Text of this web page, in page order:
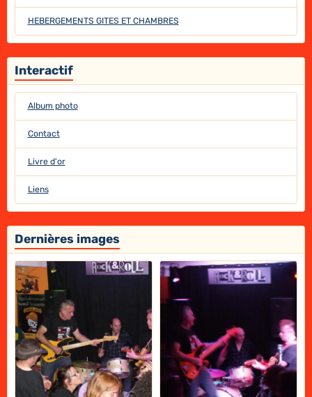
HEBERGEMENTS GITES ET CHAMBRES
Interactif
Album photo
Contact
Livre d'or
Liens
Dernières images